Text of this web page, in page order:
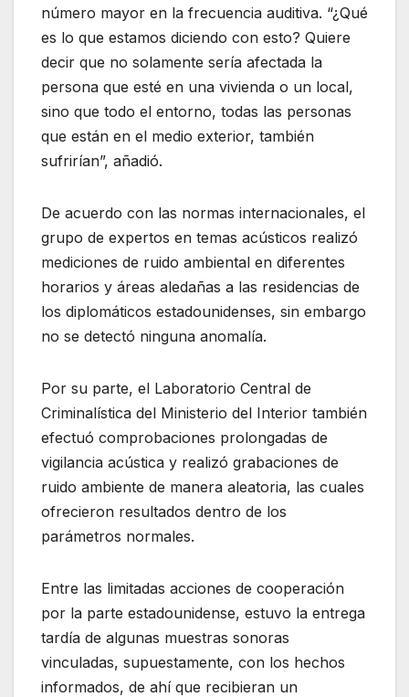
número mayor en la frecuencia auditiva. “¿Qué
es lo que estamos diciendo con esto? Quiere
decir que no solamente sería afectada la
persona que esté en una vivienda o un local,
sino que todo el entorno, todas las personas
que están en el medio exterior, también
sufrirían”, añadió.
De acuerdo con las normas internacionales, el
grupo de expertos en temas acústicos realizó
mediciones de ruido ambiental en diferentes
horarios y áreas aledañas a las residencias de
los diplomáticos estadounidenses, sin embargo
no se detectó ninguna anomalía.
Por su parte, el Laboratorio Central de
Criminalística del Ministerio del Interior también
efectuó comprobaciones prolongadas de
vigilancia acústica y realizó grabaciones de
ruido ambiente de manera aleatoria, las cuales
ofrecieron resultados dentro de los
parámetros normales.
Entre las limitadas acciones de cooperación
por la parte estadounidense, estuvo la entrega
tardía de algunas muestras sonoras
vinculadas, supuestamente, con los hechos
informados, de ahí que recibieran un